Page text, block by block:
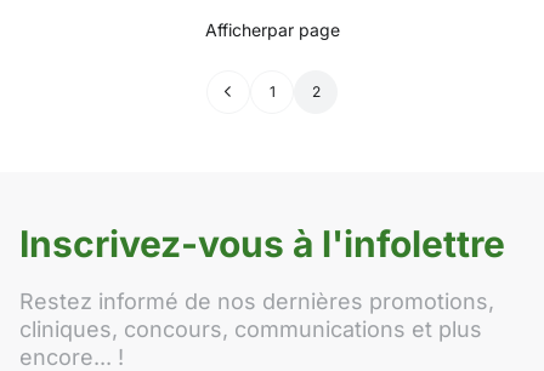
Afficherpar page
← 1 2
Inscrivez-vous à l'infolettre
Restez informé de nos dernières promotions,
cliniques, concours, communications et plus
encore... !